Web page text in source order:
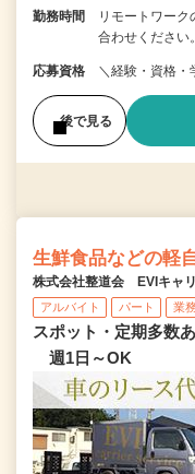
勤務時間
リモートワー
合わせくださ
応募資格 ＼経験・資格・
後で見る
生鮮食品などの軽
株式会社整道会 EVIキャ
アルバイト パート 業
スポット・定期多
週1日～OK